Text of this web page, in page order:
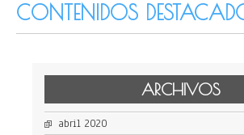
CONTENIDOS
ARCHIVOS
abril 2020